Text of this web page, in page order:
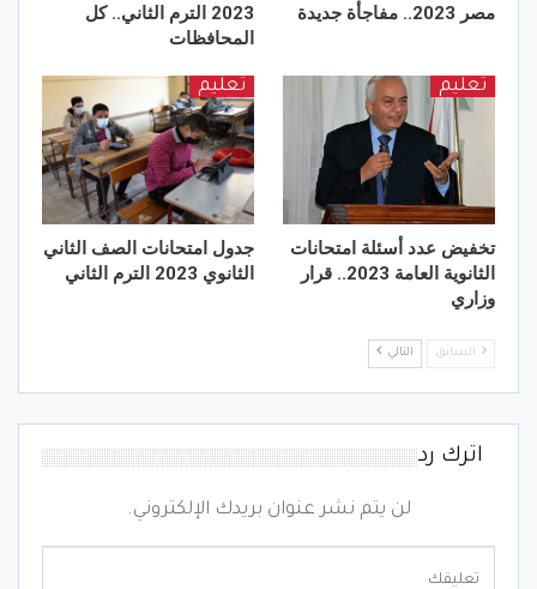
مصر 2023.. مفاجأة جديدة
2023 الترم الثاني.. كل
المحافظات
تعليم
تخفيض عدد أسئلة امتحانات
الثانوية العامة 2023.. قرار
وزاري
تعليم
جدول امتحانات الصف الثاني
الثانوي 2023 الترم الثاني
السابق التالي
اترك رد
لن يتم نشر عنوان بريدك الإلكتروني.